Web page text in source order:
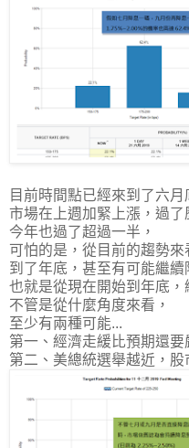
目前時間點已經來到了六月
市場在上週加緊上漲，過了
今年也過了超過一半，
可怕的是，從目前的趨勢來
到了年底，甚至有可能繼續
也就是從現在開始到年底，
不管是從什麼角度來看，
至少有兩種可能...
第一、經濟走緩比預期還要
第二、美總統選舉越近，